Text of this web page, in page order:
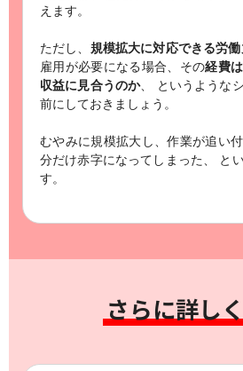
えます。
ただし、 規模拡大に対応できる労働
雇用が必要になる場合、その経費
収益に見合うのか、
というような
前にしておきましょう。
むやみに規模拡大し、作業が追い
分だけ赤字になってしまった、
と
す。
さらに詳し